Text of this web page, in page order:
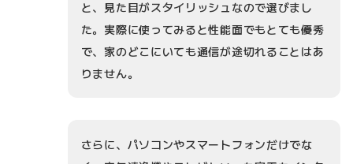
と、見た目がスタイリッシュなので選びまし
た。実際に使ってみると性能面でもとても優秀
で、家のどこにいても通信が途切れることはあ
りません。
さらに、パソコンやスマートフォンだけでな